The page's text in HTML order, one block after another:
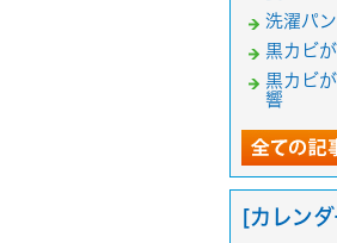
洗濯パ
黒カビ
黒カビ
響
[カレンダ